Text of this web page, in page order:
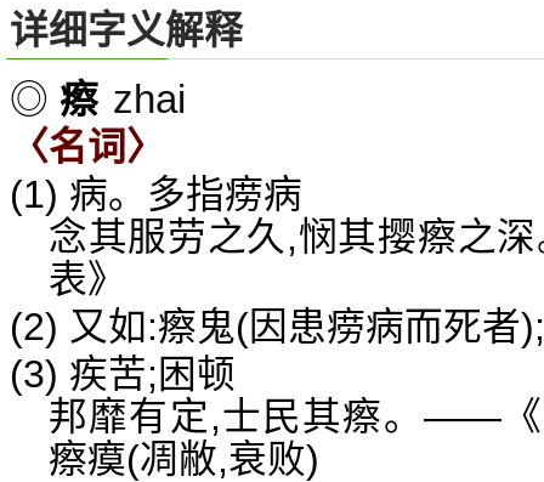
详细字义解释
◎ 瘵 zhai
〈名词〉
(1) 病。多指痨病
念其服劳之久,悯其撄瘵之
表》
(2) 又如:瘵鬼(因患痨病而死者
(3) 疾苦;困顿
邦靡有定,士民其瘵。——《
瘵瘼(凋敝,衰败)